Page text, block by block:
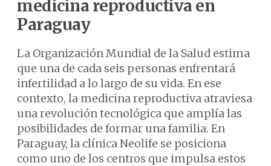
medicina reproductiva en
Paraguay
La Organización Mundial de la Salud estima
que una de cada seis personas enfrentará
infertilidad a lo largo de su vida. En ese
contexto, la medicina reproductiva atraviesa
una revolución tecnológica que amplía las
posibilidades de formar una familia. En
Paraguay, la clínica Neolife se posiciona
como uno de los centros que impulsa estos